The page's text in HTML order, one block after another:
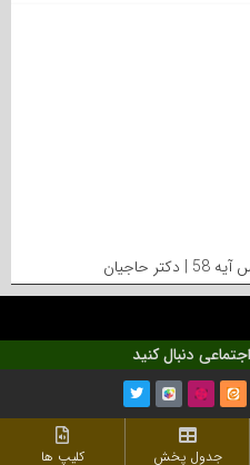
حاجیان
دنبال کنید
جدول پخش کلیپ ها